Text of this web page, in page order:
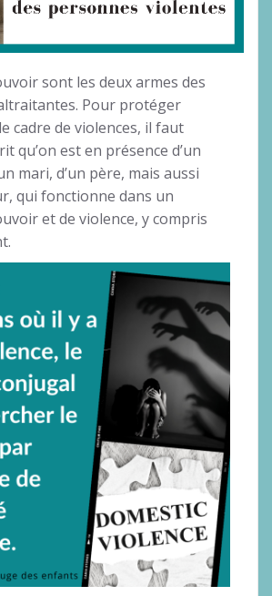
sont les deux armes des
Pour protéger
cadre de violences, il faut
qu’on est en présence d’un
mari, d’un père, mais aussi
qui fonctionne dans un
et de violence, y compris